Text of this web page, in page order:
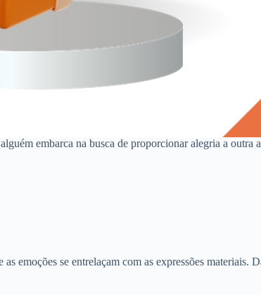
embarca na busca de proporcionar alegria a outra
emoções se entrelaçam com as expressões materiais.